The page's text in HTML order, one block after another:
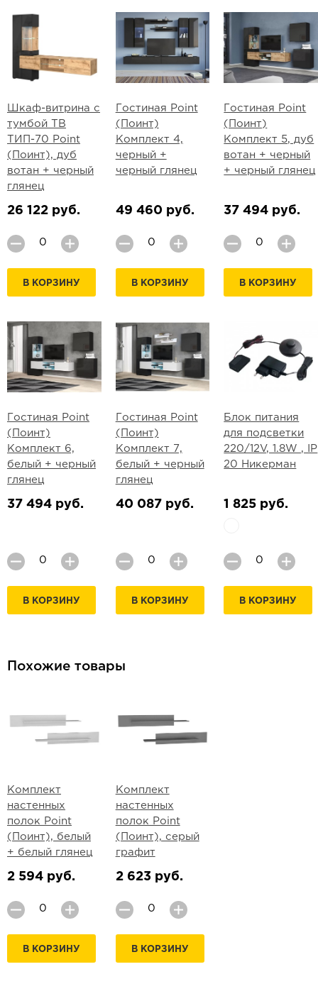
Шкаф-витрина с
тумбой ТВ
ТИП-70 Point
(Поинт), дуб
вотан + черный
глянец
26 122 руб.
В КОРЗИНУ
Гостиная Point
(Поинт)
Комплект 4,
черный +
черный глянец
49 460 руб.
В КОРЗИНУ
Гостиная Point
(Поинт)
Комплект 5, дуб
вотан + черный
+ черный глянец
37 494 руб.
В КОРЗИНУ
Гостиная Point
(Поинт)
Комплект 6,
белый + черный
глянец
37 494 руб.
В КОРЗИНУ
Гостиная Point
(Поинт)
Комплект 7,
белый + черный
глянец
40 087 руб.
В КОРЗИНУ
Блок питания
для подсветки
220/12V, 1.8W , IP
20 Никерман
1 825 руб.
В КОРЗИНУ
Похожие товары
Комплект
настенных
полок Point
(Поинт), белый
+ белый глянец
2 594 руб.
В КОРЗИНУ
Комплект
настенных
полок Point
(Поинт), серый
графит
2 623 руб.
В КОРЗИНУ